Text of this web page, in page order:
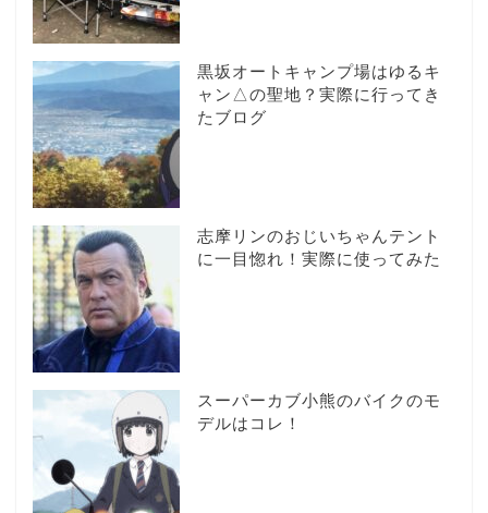
黒坂オートキャンプ場はゆるキ
ャン△の聖地？実際に行ってき
たブログ
志摩リンのおじいちゃんテント
に一目惚れ！実際に使ってみた
スーパーカブ小熊のバイクのモ
デルはコレ！